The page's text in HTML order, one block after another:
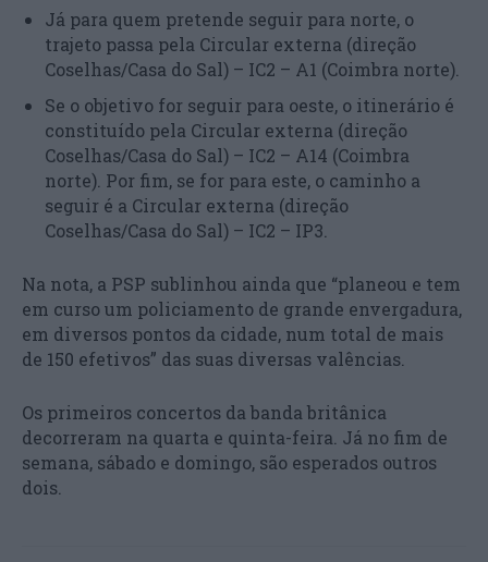
Já para quem pretende seguir para norte, o
trajeto passa pela Circular externa (direção
Coselhas/Casa do Sal) – IC2 – A1 (Coimbra norte).
Se o objetivo for seguir para oeste, o itinerário é
constituído pela Circular externa (direção
Coselhas/Casa do Sal) – IC2 – A14 (Coimbra
norte). Por fim, se for para este, o caminho a
seguir é a Circular externa (direção
Coselhas/Casa do Sal) – IC2 – IP3.
Na nota, a PSP sublinhou ainda que “planeou e tem
em curso um policiamento de grande envergadura,
em diversos pontos da cidade, num total de mais
de 150 efetivos” das suas diversas valências.
Os primeiros concertos da banda britânica
decorreram na quarta e quinta-feira. Já no fim de
semana, sábado e domingo, são esperados outros
dois.